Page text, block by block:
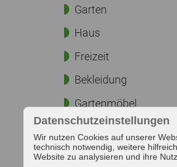
Garten
Haus
Freizeit
Bekleidung
Gartenmöbel
Elektro
Sanitär
Datenschutzeinstellungen
Wir nutzen Cookies auf unserer
technisch notwendig, weitere
Website zu analysieren und ihre